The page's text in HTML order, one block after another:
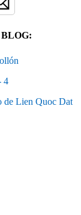
4
de Lien Quoc Dat